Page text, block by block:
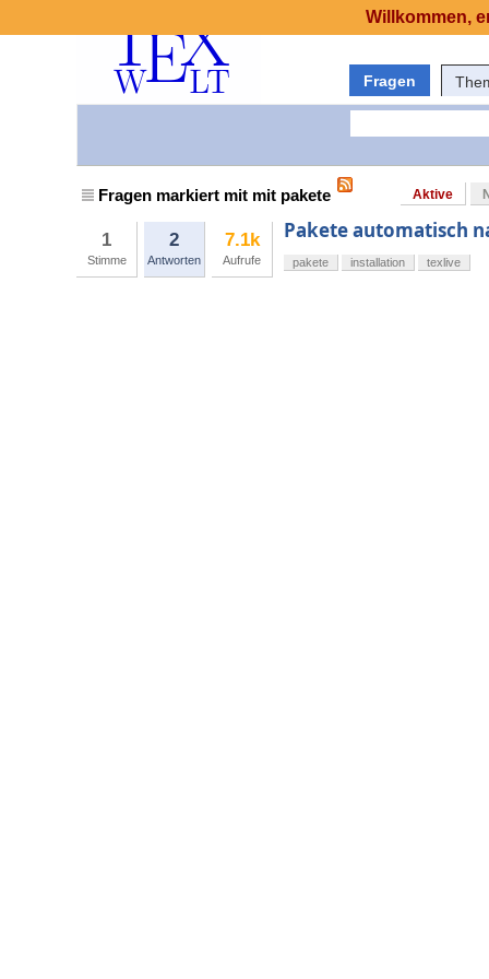
Fragen
Fragen markiert mit mit pakete Aktive
1
Stimme
2
Antworten
7.1k
Aufrufe
Pakete automatisch
pakete installation texlive
Willkommen,